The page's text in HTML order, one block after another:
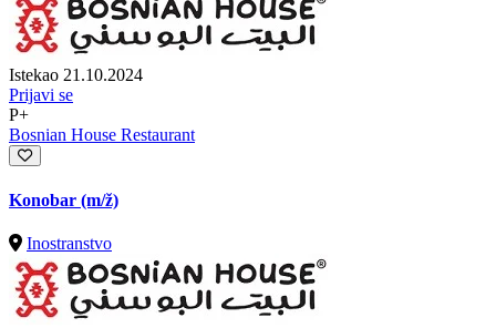
Istekao 21.10.2024
Prijavi se
P+
Bosnian House Restaurant
Konobar (m/ž)
Inostranstvo